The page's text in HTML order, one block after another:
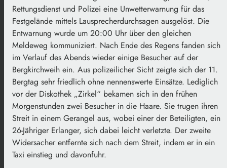
Rettungsdienst und Polizei eine Unwetterwarnung für das
Festgelände mittels Lausprecherdurchsagen ausgelöst. Die
Entwarnung wurde um 20:00 Uhr über den gleichen
Meldeweg kommuniziert. Nach Ende des Regens fanden sich
im Verlauf des Abends wieder einige Besucher auf der
Bergkirchweih ein. Aus polizeilicher Sicht zeigte sich der 11.
Bergtag sehr friedlich ohne nennenswerte Einsätze. Lediglich
vor der Diskothek „Zirkel“ bekamen sich in den frühen
Morgenstunden zwei Besucher in die Haare. Sie trugen ihren
Streit in einem Gerangel aus, wobei einer der Beteiligten, ein
26-Jähriger Erlanger, sich dabei leicht verletzte. Der zweite
Widersacher entfernte sich nach dem Streit, indem er in ein
Taxi einstieg und davonfuhr.